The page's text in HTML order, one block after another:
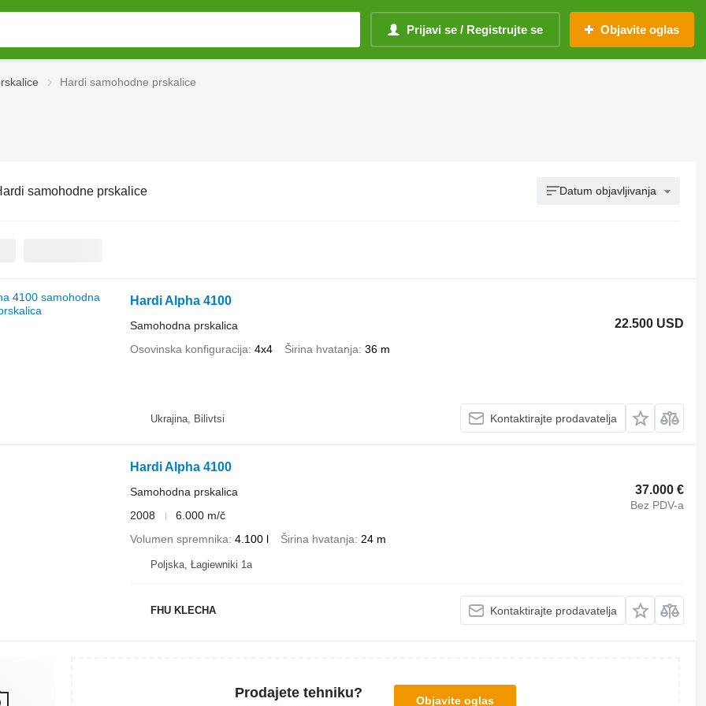
Prijavi se / Registrujte se Objavite oglas
Hardi samohodne prskalice
samohodne prskalice Datum objavljivanja
Hardi Alpha 4100
22.500 USD
Samohodna prskalica
Osovinska konfiguracija 4x4 Širina hvatanja 36 m
Ukrajina, Bilivtsi Kontaktirajte prodavatelja
Hardi Alpha 4100
37.000 €
Bez PDV-a
Samohodna prskalica
2008
6.000 m/č
Volumen spremnika 4.100 l Širina hvatanja 24 m
Poljska, Łagiewniki 1a
FHU KLECHA Kontaktirajte prodavatelja
Prodajete tehniku?
Objavite oglas